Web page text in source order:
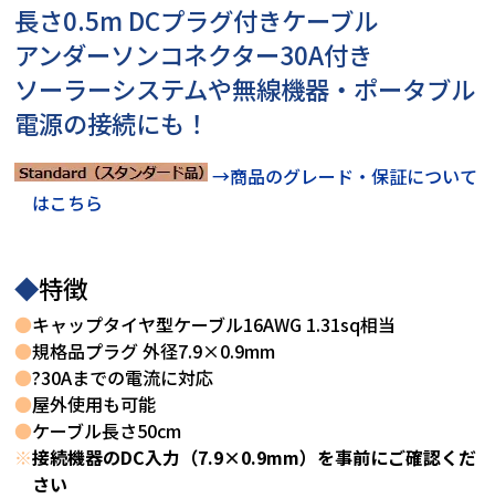
長さ0.5m DCプラグ付きケーブル
アンダーソンコネクター30A付き
ソーラーシステムや無線機器・ポータブル
電源の接続にも！
→商品のグレード・保証について
はこちら
◆特徴
●キャップタイヤ型ケーブル16AWG 1.31sq相当
●規格品プラグ 外径7.9×0.9mm
●?30Aまでの電流に対応
●屋外使用も可能
●ケーブル長さ50cm
※接続機器のDC入力（7.9×0.9mm）を事前にご確認くだ
さい